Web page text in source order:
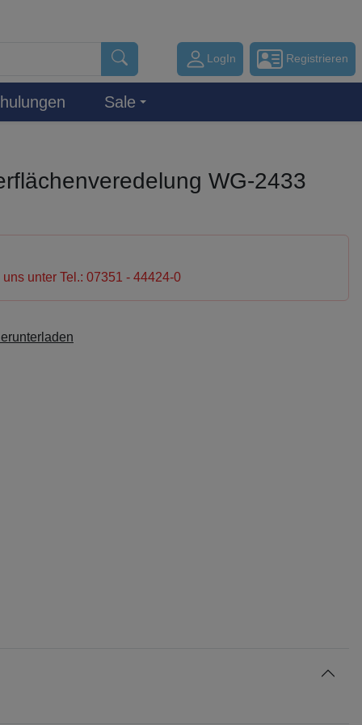
LogIn Registrieren
Sale
WG-2433
unter Tel.: 07351 - 44424-0